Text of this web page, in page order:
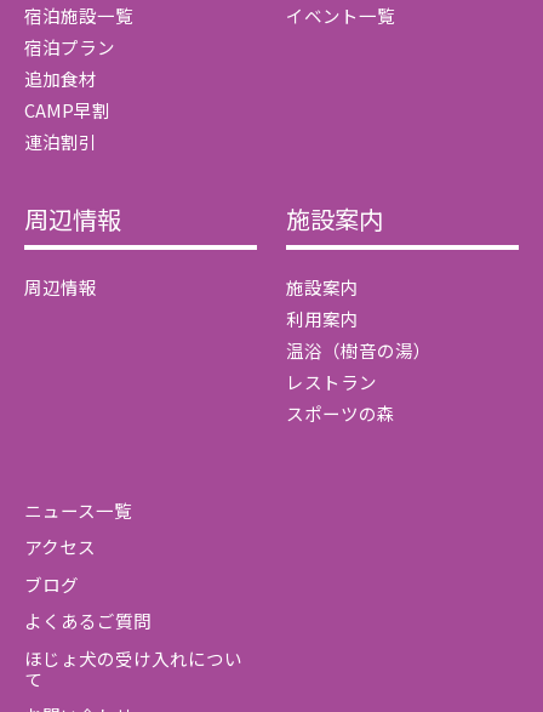
宿泊施設一覧
宿泊プラン
追加食材
CAMP早割
連泊割引
イベント一覧
周辺情報
周辺情報
施設案内
施設案内
利用案内
温浴（樹音の湯）
レストラン
スポーツの森
ニュース一覧
アクセス
ブログ
よくあるご質問
ほじょ犬の受け入れについ
て